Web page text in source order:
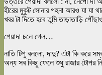
হীরের মুকুট সোনার গহনা আরও যা যা
খবর টা দিতে হবে তুমি তাড়াতাড়ি
পেয়াদা চলে গেল…
নাতি টিপু বললো, দাদু? এটা কি করে
অন্য সব কিছু ফেলে শুধু রাজার টোপর